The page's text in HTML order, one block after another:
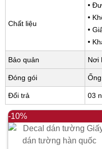
Chất liệu
•
•
•
•
Bảo quản Nơi
Đóng gói
Đổi trả 03
-10%